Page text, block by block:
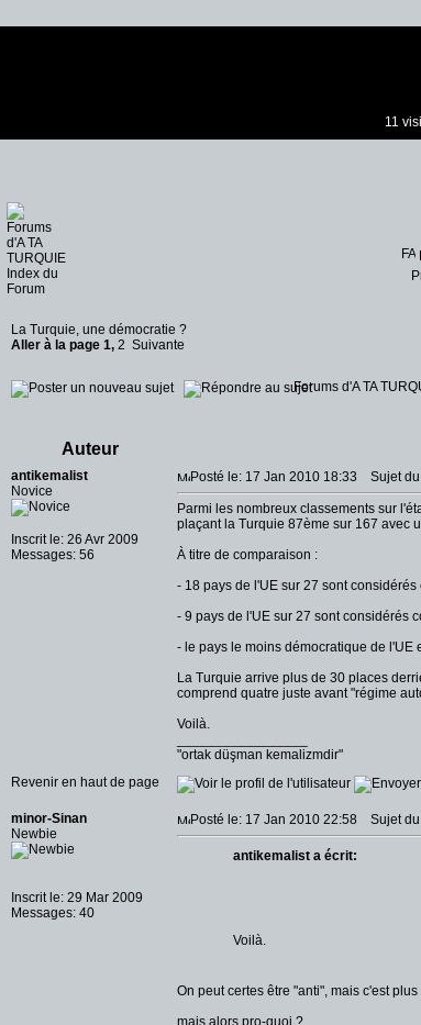
11
La Turquie, une démocratie ?
Aller à la page 1, 2 Suivante
Forums d'A TA
Auteur
antikemalist
Novice
Inscrit le: 26 Avr 2009
Messages: 56
Posté le: 17 Jan 2010 18:33 Sujet
Parmi les nombreux classements sur
plaçant la Turquie 87ème sur 167 avec
À titre de comparaison :
- 18 pays de l'UE sur 27 sont
- 9 pays de l'UE sur 27 sont considérés
- le pays le moins démocratique de
La Turquie arrive plus de 30 places
comprend quatre juste avant "régime
Voilà.
"ortak düşman kemalizmdir"
Revenir en haut de page
minor-Sinan
Newbie
Inscrit le: 29 Mar 2009
Messages: 40
Posté le: 17 Jan 2010 22:58 Sujet du
antikemalist a écrit:
Voilà.
On peut certes être "anti", mais c'est
mais alors pro-quoi ?